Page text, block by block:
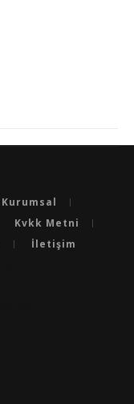
Kurumsal
Kvkk Metni
İletişim